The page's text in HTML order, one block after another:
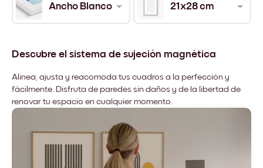
Ancho Blanco 21x28 cm
Descubre el sistema de sujeción magnética
Alinea, ajusta y reacomoda tus cuadros a la perfección y
fácilmente. Disfruta de paredes sin daños y de la libertad de
renovar tu espacio en cualquier momento.